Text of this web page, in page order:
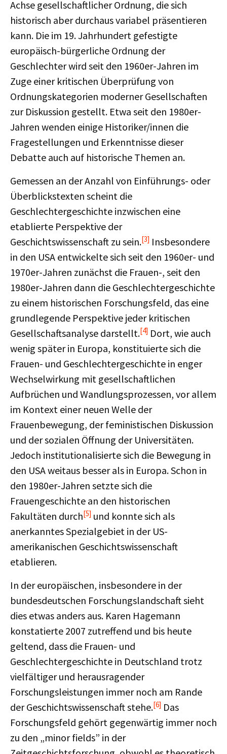
Achse gesellschaftlicher Ordnung, die sich
historisch aber durchaus variabel präsentieren
kann. Die im 19. Jahrhundert gefestigte
europäisch-bürgerliche Ordnung der
Geschlechter wird seit den 1960er-Jahren im
Zuge einer kritischen Überprüfung von
Ordnungskategorien moderner Gesellschaften
zur Diskussion gestellt. Etwa seit den 1980er-
Jahren wenden einige Historiker/innen die
Fragestellungen und Erkenntnisse dieser
Debatte auch auf historische Themen an.
Gemessen an der Anzahl von Einführungs- oder
Überblickstexten scheint die
Geschlechtergeschichte inzwischen eine
etablierte Perspektive der
Geschichtswissenschaft zu sein.[3] Insbesondere
in den USA entwickelte sich seit den 1960er- und
1970er-Jahren zunächst die Frauen-, seit den
1980er-Jahren dann die Geschlechtergeschichte
zu einem historischen Forschungsfeld, das eine
grundlegende Perspektive jeder kritischen
Gesellschaftsanalyse darstellt.[4] Dort, wie auch
wenig später in Europa, konstituierte sich die
Frauen- und Geschlechtergeschichte in enger
Wechselwirkung mit gesellschaftlichen
Aufbrüchen und Wandlungsprozessen, vor allem
im Kontext einer neuen Welle der
Frauenbewegung, der feministischen Diskussion
und der sozialen Öffnung der Universitäten.
Jedoch institutionalisierte sich die Bewegung in
den USA weitaus besser als in Europa. Schon in
den 1980er-Jahren setzte sich die
Frauengeschichte an den historischen
Fakultäten durch[5] und konnte sich als
anerkanntes Spezialgebiet in der US-
amerikanischen Geschichtswissenschaft
etablieren.
In der europäischen, insbesondere in der
bundesdeutschen Forschungslandschaft sieht
dies etwas anders aus. Karen Hagemann
konstatierte 2007 zutreffend und bis heute
geltend, dass die Frauen- und
Geschlechtergeschichte in Deutschland trotz
vielfältiger und herausragender
Forschungsleistungen immer noch am Rande
der Geschichtswissenschaft stehe.[6] Das
Forschungsfeld gehört gegenwärtig immer noch
zu den „minor fields” in der